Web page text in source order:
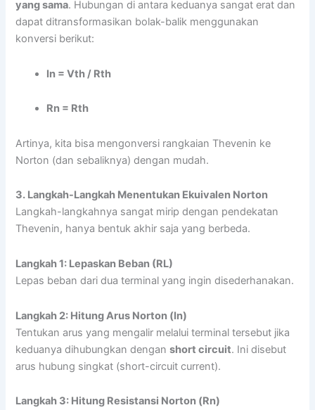
yang sama. Hubungan di antara keduanya sangat erat dan
dapat ditransformasikan bolak-balik menggunakan
konversi berikut:
In = Vth / Rth
Rn = Rth
Artinya, kita bisa mengonversi rangkaian Thevenin ke
Norton (dan sebaliknya) dengan mudah.
3. Langkah-Langkah Menentukan Ekuivalen Norton
Langkah-langkahnya sangat mirip dengan pendekatan
Thevenin, hanya bentuk akhir saja yang berbeda.
Langkah 1: Lepaskan Beban (RL)
Lepas beban dari dua terminal yang ingin disederhanakan.
Langkah 2: Hitung Arus Norton (In)
Tentukan arus yang mengalir melalui terminal tersebut jika
keduanya dihubungkan denganshort circuit. Ini disebut
arus hubung singkat (short-circuit current).
Langkah 3: Hitung Resistansi Norton (Rn)